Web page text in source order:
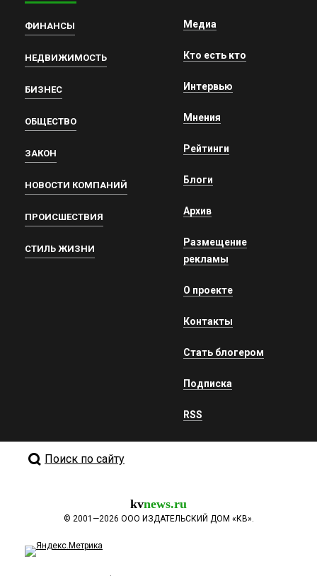
ФИНАНСЫ
НЕДВИЖИМОСТЬ
БИЗНЕС
ОБЩЕСТВО
ЗАКОН
НОВОСТИ КОМПАНИЙ
ПРОИСШЕСТВИЯ
СТИЛЬ ЖИЗНИ
Медиа
Кто есть кто
Интервью
Мнения
Рейтинги
Блоги
Архив
Размещение
рекламы
О проекте
Контакты
Стать блогером
Подписка
RSS
Поиск по сайту
kvnews.ru
© 2001—2026 ООО ИЗДАТЕЛЬСКИЙ ДОМ «КВ».